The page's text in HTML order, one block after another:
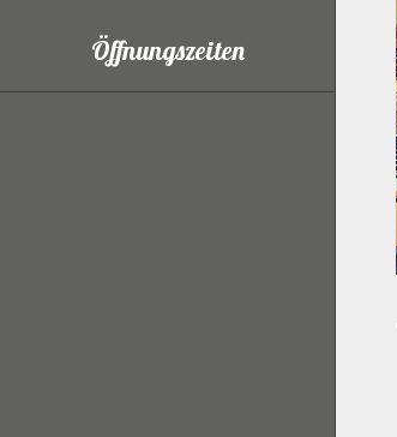
Öffnungszeiten